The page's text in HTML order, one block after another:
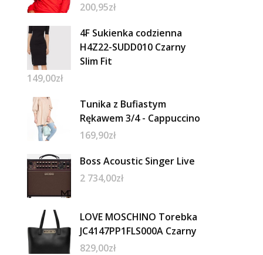
200,95zł
4F Sukienka codzienna
H4Z22-SUDD010 Czarny
Slim Fit
149,00zł
Tunika z Bufiastym
Rękawem 3/4 - Cappuccino
169,90zł
Boss Acoustic Singer Live
2 734,00zł
LOVE MOSCHINO Torebka
JC4147PP1FLS000A Czarny
829,00zł